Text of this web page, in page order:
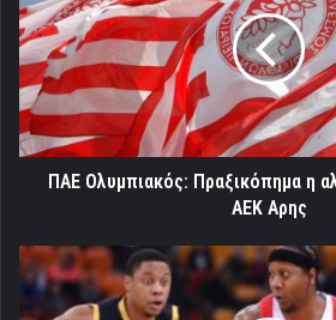
η
αλλαγή
διαιτητή
στο
ΑΕΚ
Αρης
ΠΑΕ Ολυμπιακός: Πραξικόπημα η
ΑΕΚ Αρης
Εκτός
με
ΑΕΚ